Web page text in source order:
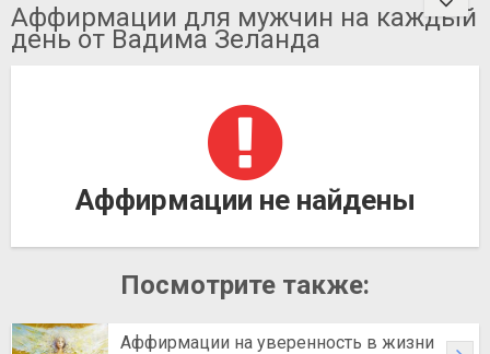
Аффирмации для мужчин на каждый
день от Вадима Зеланда
Аффирмации не найдены
Посмотрите также:
Аффирмации на уверенность в жизни